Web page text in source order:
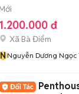
Mới
1.200.000 đ
Xã Bà Điểm
NNguyễn Dương Ngọc